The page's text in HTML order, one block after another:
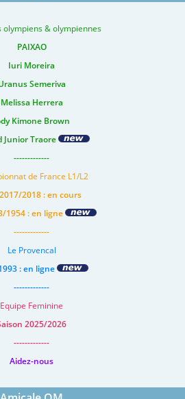
olympiens & olympiennes
PAIXAO
Iuri Moreira
Semeriva
Melissa Herrera
Kimone Brown
Junior Traore
-------------
de France L1/L2
2018 : en cours
1954 : en ligne
-------------
Le Provencal
: en ligne
-------------
Equipe Feminine
2025/2026
-------------
Aidez-nous